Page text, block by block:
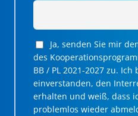
Ja, senden Sie mir
des
BB / PL 2021-2027 zu.
einverstanden, den
erhalten und weiß, dass
problemlos wieder